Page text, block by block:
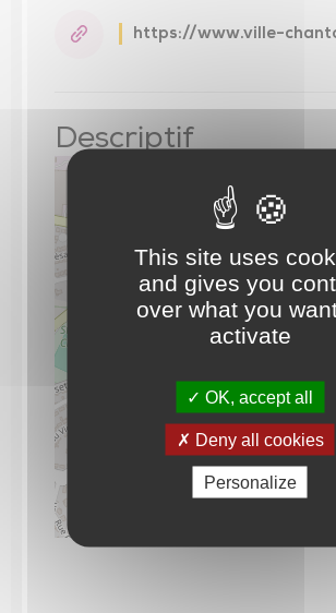
https://www.ville-
Descriptif
This site uses
and gives you
over what you
activate
OK, accept all
Deny all cookies
Personalize